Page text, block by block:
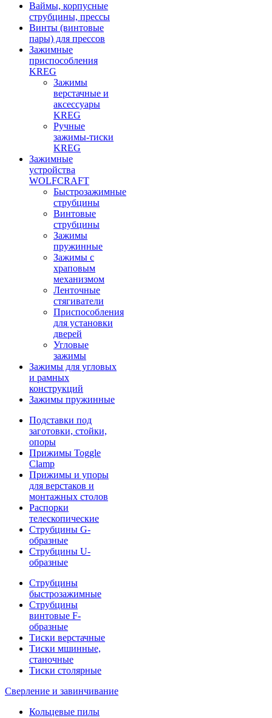
Ваймы, корпусные
струбцины, прессы
Винты (винтовые
пары) для прессов
Зажимные
приспособления
KREG
Зажимы
верстачные и
аксессуары
KREG
Ручные
зажимы-тиски
KREG
Зажимные
устройства
WOLFCRAFT
Быстрозажимные
струбцины
Винтовые
струбцины
Зажимы
пружинные
Зажимы с
храповым
механизмом
Ленточные
стягиватели
Приспособления
для установки
дверей
Угловые
зажимы
Зажимы для угловых
и рамных
конструкций
Зажимы пружинные
Подставки под
заготовки, стойки,
опоры
Прижимы Toggle
Clamp
Прижимы и упоры
для верстаков и
монтажных столов
Распорки
телескопические
Струбцины G-
образные
Струбцины U-
образные
Струбцины
быстрозажимные
Струбцины
винтовые F-
образные
Тиски верстачные
Тиски мшинные,
станочные
Тиски столярные
Сверление и завинчивание
Кольцевые пилы